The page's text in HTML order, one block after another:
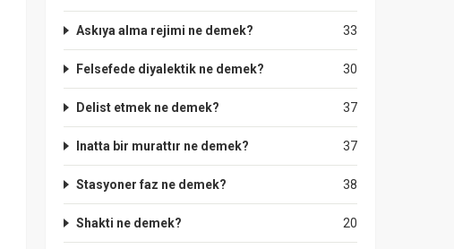
33
Askıya alma rejimi ne demek?
30
Felsefede diyalektik ne demek?
37
Delist etmek ne demek?
37
Inatta bir murattır ne demek?
38
Stasyoner faz ne demek?
20
Shakti ne demek?